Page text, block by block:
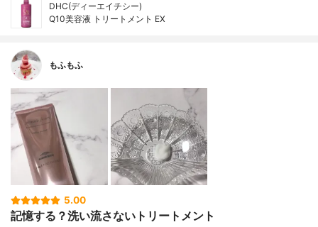
DHC(ディーエイチシー)
Q10美容液 トリートメント EX
もふもふ
5.00
記憶する？洗い流さないトリートメント